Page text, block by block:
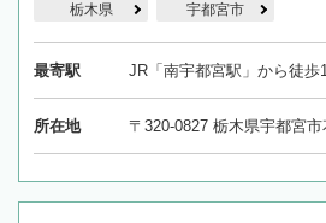
栃木県 宇都宮市
最寄駅 JR「南宇都宮駅」から徒歩
所在地 〒320-0827 栃木県宇都宮